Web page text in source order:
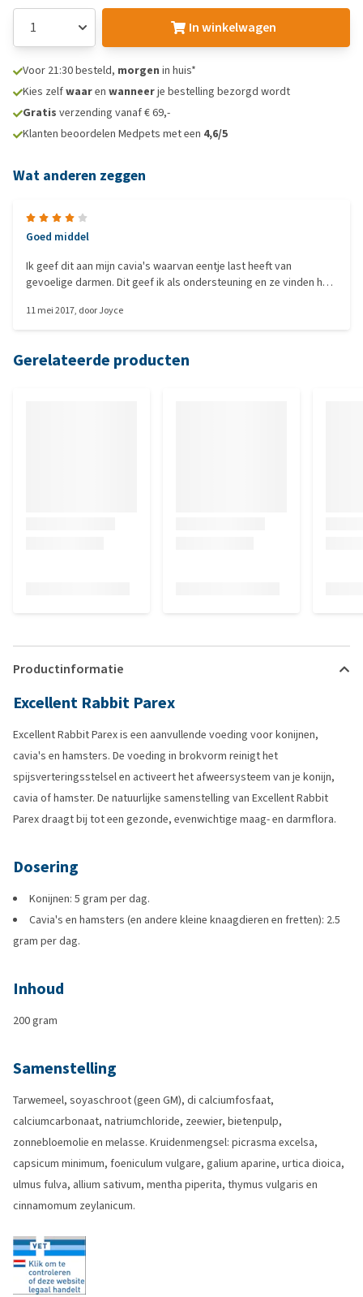
In winkelwagen
Voor 21:30 besteld, morgen in huis*
Kies zelfwaaren wanneerje bestelling bezorgd wordt
Gratis verzending vanaf € 69,-
Klanten beoordelen Medpets met een 4,6/5
Wat anderen zeggen
Goed middel
Ik geef dit aan mijn cavia's waarvan eentje last heeft van
gevoelige darmen. Dit geef ik als ondersteuning en ze vinden het
problemen mee. De andere cavia is wat kieskeuriger dus die
11 mei 2017, doorJoyce
Gerelateerde producten
Productinformatie
Excellent Rabbit Parex
Excellent Rabbit Parex is een aanvullende voeding voor konijnen,
cavia's en hamsters. De voeding in brokvorm reinigt het
spijsverteringsstelsel en activeert het afweersysteem van je konijn,
cavia of hamster. De natuurlijke samenstelling van Excellent Rabbit
Parex draagt bij tot een gezonde, evenwichtige maag- en darmflora.
Dosering
Konijnen: 5 gram per dag.
Cavia's en hamsters (en andere kleine knaagdieren en fretten): 2.5
gram per dag.
Inhoud
200 gram
Samenstelling
Tarwemeel, soyaschroot (geen GM), di calciumfosfaat,
calciumcarbonaat, natriumchloride, zeewier, bietenpulp,
zonnebloemolie en melasse. Kruidenmengsel: picrasma excelsa,
capsicum minimum, foeniculum vulgare, galium aparine, urtica dioica,
ulmus fulva, allium sativum, mentha piperita, thymus vulgaris en
cinnamomum zeylanicum.